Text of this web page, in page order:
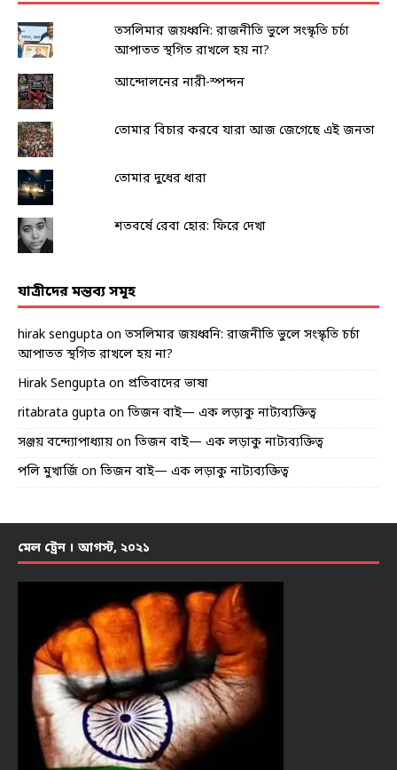
তসলিমার জয়ধ্বনি: রাজনীতি ভুলে সংস্কৃতি চর্চা
আপাতত স্থগিত রাখলে হয় না?
আন্দোলনের নারী-স্পন্দন
তোমার বিচার করবে যারা আজ জেগেছে এই জনতা
তোমার দুধের ধারা
শতবর্ষে রেবা হোর: ফিরে দেখা
যাত্রীদের মন্তব্য সমূহ
hirak sengupta on তসলিমার জয়ধ্বনি: রাজনীতি ভুলে সংস্কৃতি চর্চা
আপাতত স্থগিত রাখলে হয় না?
Hirak Sengupta on প্রতিবাদের ভাষা
ritabrata gupta on তিজন বাই— এক লড়াকু নাট্যব্যক্তিত্ব
সঞ্জয় বন্দ্যোপাধ্যায় on তিজন বাই— এক লড়াকু নাট্যব্যক্তিত্ব
পলি মুখার্জি on তিজন বাই— এক লড়াকু নাট্যব্যক্তিত্ব
মেল ট্রেন । আগস্ট, ২০২১